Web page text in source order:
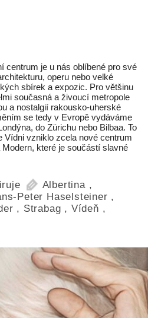
centrum je u nás oblíbené pro své
operu nebo velké
sbírek a expozic. Pro většinu
současná a živoucí metropole
a nostalgií rakousko-uherské
se tedy v Evropě vydáváme
do Zürichu nebo Bilbaa. To
Vídni vzniklo zcela nové centrum
které je součástí slavné
Albertina,
Peter Haselsteiner ,
, Strabag , Vídeň ,